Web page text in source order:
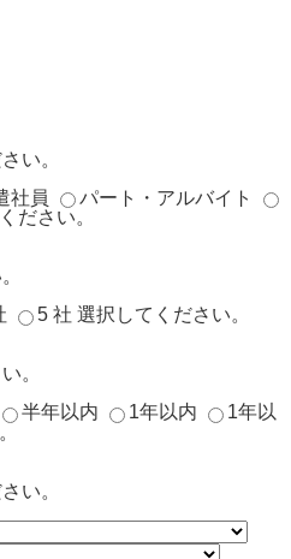
い。
社員
パート・アルバイト
ださい。
5 社 選択してください。
。
半年以内 1年以内
1年以
い。